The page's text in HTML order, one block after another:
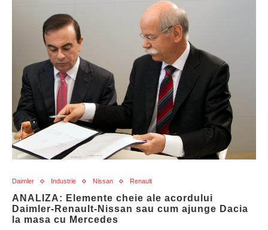
Daimler Industrie Nissan Renault
ANALIZA: Elemente cheie ale acordului
Daimler-Renault-Nissan sau cum ajunge Dacia
la masa cu Mercedes